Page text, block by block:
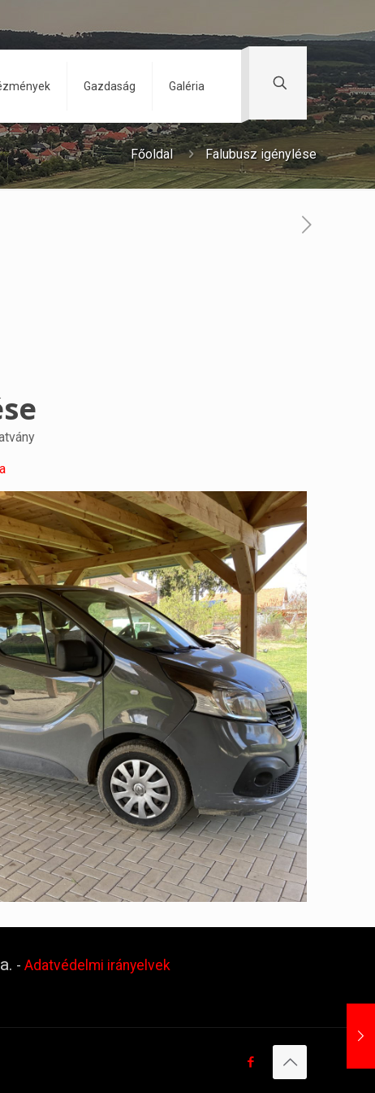
Gazdaság Galéria
Főoldal Falubusz igénylése
- Adatvédelmi irányelvek